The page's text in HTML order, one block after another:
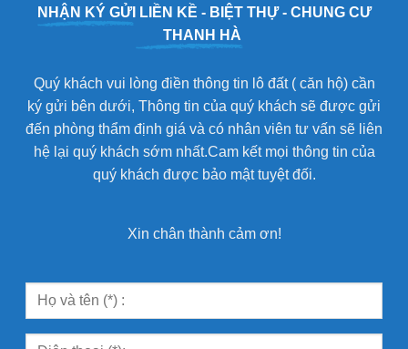
NHẬN KÝ GỬI LIỀN KỀ - BIỆT THỰ - CHUNG CƯ
THANH HÀ
Quý khách vui lòng điền thông tin lô đất ( căn hộ) cần
ký gửi bên dưới, Thông tin của quý khách sẽ được gửi
đến phòng thẩm định giá và có nhân viên tư vấn sẽ liên
hệ lại quý khách sớm nhất.Cam kết mọi thông tin của
quý khách được bảo mật tuyệt đối.
Xin chân thành cảm ơn!